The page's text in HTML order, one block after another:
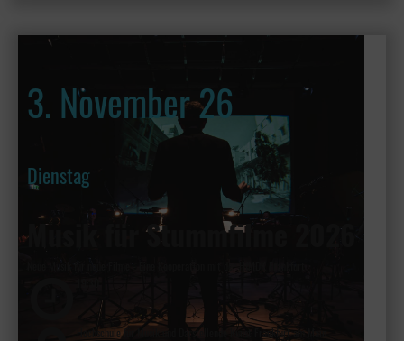
3. November 26
Dienstag
Musik für Stummfilme 2026
Hochschule für Musik und Darstellende Kunst Frankfurt am Main